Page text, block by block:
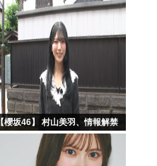
【櫻坂46】 村山美羽、情報解禁